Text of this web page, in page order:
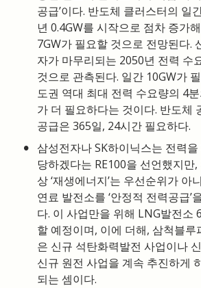
공급’이다. 반도체 클러스터의 일
년 0.4GW를 시작으로 점차 증가
7GW가 필요할 것으로 전망된다.
자가 마무리되는 2050년 전력 수
것으로 관측된다. 일간 10GW가
도권 역대 최대 전력 수요량의 4
가 더 필요하다는 것이다. 반도체
공급은 365일, 24시간 필요하다.
• 삼성전자나 SK하이닉스는 전력
당하겠다는 RE100을 선언했지만
상 ‘재생에너지’는 우선순위가 아
연료 발전소를 ‘안정적 전력공급’
다. 이 사업만을 위해 LNG발전소
할 예정이며, 이에 더해, 삼척블
은 신규 석탄화력발전 사업이나
신규 원전 사업을 계속 추진하게
되는 셈이다.